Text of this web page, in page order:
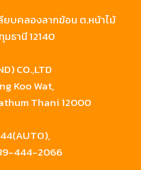
ยบคลองลากฆ้อน ต.หน้าไม้
ธานี 12140
CO.,LTD
Koo Wat,
Thani 12000
444-2066